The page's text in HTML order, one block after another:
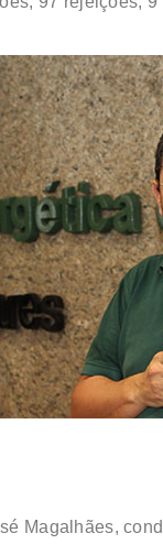
Magalhães,